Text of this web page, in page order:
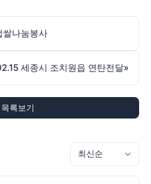
나눔봉사
세종시 조치원읍 연탄전달»
목록보기